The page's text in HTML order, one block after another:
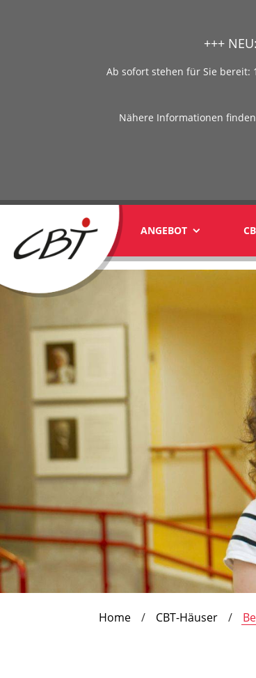
+++
Ab sofort stehen für Sie bereit:
Nähere Informationen
ANGEBOT
yyy1yyy
Home CBT-Häuser